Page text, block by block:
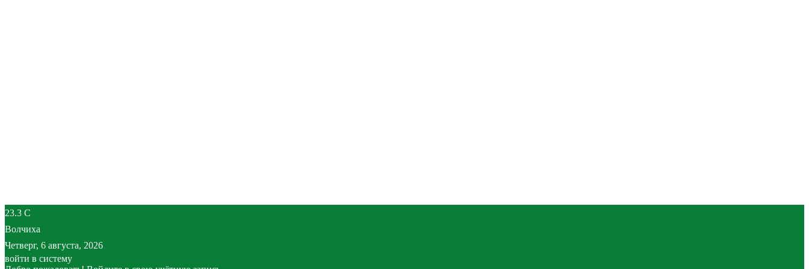
23.3 C
Волчиха
Четверг, 6 августа, 2026
войти в систему